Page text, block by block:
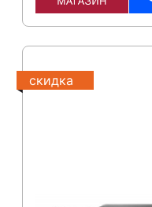
скидка